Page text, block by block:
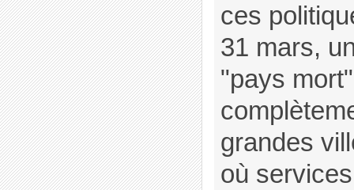
ces
31 mars,
"pays
grandes
où